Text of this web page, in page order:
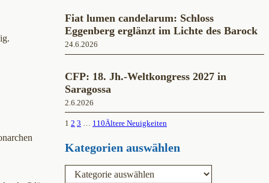
Fiat lumen candelarum: Schloss
Eggenberg erglänzt im Lichte des Barock
24.6.2026
CFP: 18. Jh.-Weltkongress 2027 in
Saragossa
2.6.2026
1 2 3 110Ältere Neuigkeiten
Kategorien auswählen